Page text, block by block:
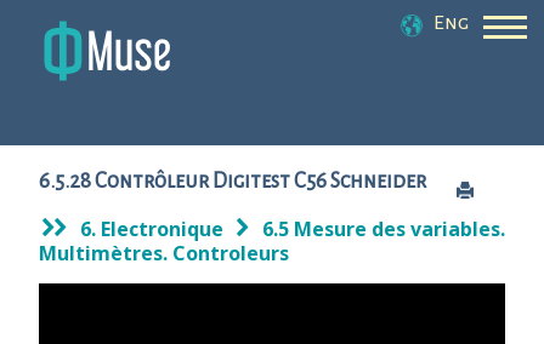
Eng
6.5.28 Contrôleur Digitest C56 Schneider
6. Electronique
6.5 Mesure des variables.
Multimètres. Controleurs